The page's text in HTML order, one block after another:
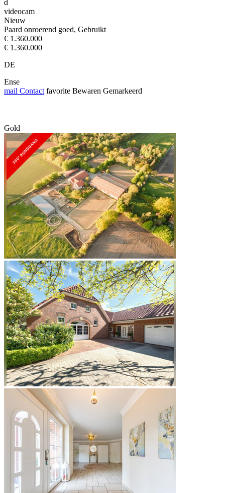
d
videocam
Nieuw
Paard onroerend goed, Gebruikt
€ 1.360.000
€ 1.360.000
DE
Ense
mail Contact favorite Bewaren Gemarkeerd
Gold